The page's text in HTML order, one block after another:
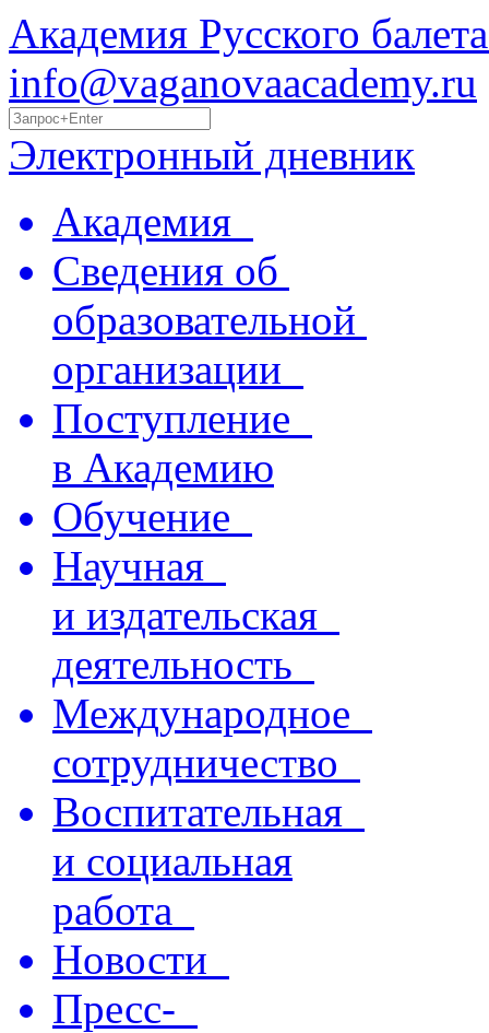
Академия Русского
info@vaganovaacademy.ru
Электронный дневник
Академия
Сведения об
образовательной
организации
Поступление
в Академию
Обучение
Научная
и издательская
деятельность
Международное
сотрудничество
Воспитательная
и социальная
работа
Новости
Пресс-